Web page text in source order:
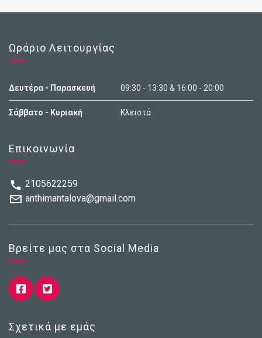
Ωράριο Λειτουργίας
Δευτέρα - Παρασκευή 09:30 - 13:30 & 16:00 - 20:00
Σάββατο - Κυριακή Κλειστά
Επικοινωνία
2105622259
anthimantalova@gmail.com
Βρείτε μας στα Social Media
Σχετικά με εμάς